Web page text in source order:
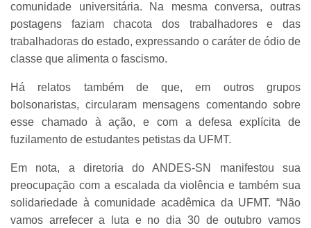
comunidade universitária. Na mesma conversa, outras
postagens faziam chacota dos trabalhadores e das
trabalhadoras do estado, expressando o caráter de ódio de
classe que alimenta o fascismo.
Há relatos também de que, em outros grupos
bolsonaristas, circularam mensagens comentando sobre
esse chamado à ação, e com a defesa explícita de
fuzilamento de estudantes petistas da UFMT.
Em nota, a diretoria do ANDES-SN manifestou sua
preocupação com a escalada da violência e também sua
solidariedade à comunidade acadêmica da UFMT. “Não
vamos arrefecer a luta e no dia 30 de outubro vamos